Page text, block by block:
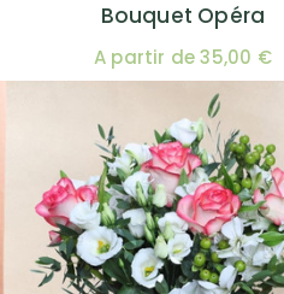
Bouquet Opéra
A partir de 35,00 €